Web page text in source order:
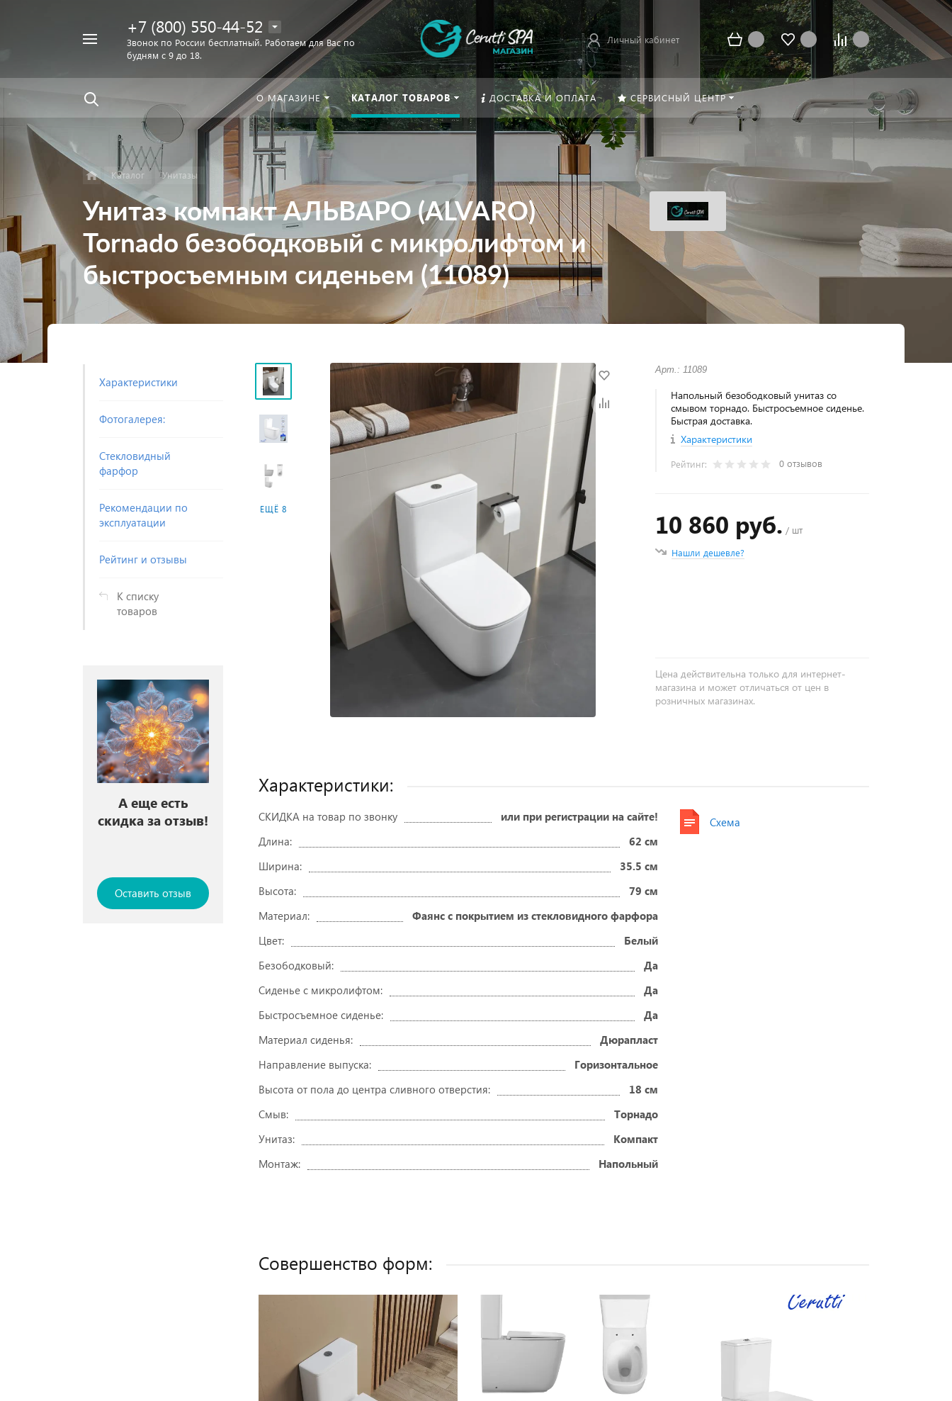
+7 (800) 550-44-52
Звонок по России бесплатный. Работаем для Вас по
будням с 9 до 18.
Личный кабинет
О МАГАЗИНЕ КАТАЛОГ ТОВАРОВ ДОСТАВКА И ОПЛАТА СЕРВИСНЫЙ ЦЕНТР
Каталог Унитазы
Унитаз компакт АЛЬВАРО (ALVARO)
Tornado безободковый с микролифтом и
быстросъемным сиденьем (11089)
Характеристики
Фотогалерея:
Стекловидный
фарфор
Рекомендации по
эксплуатации
Рейтинг и отзывы
К списку
товаров
А еще есть
скидка за отзыв!
Оставить отзыв
ЕЩЁ 8
Арт.: 11089
Напольный безободковый унитаз со
смывом торнадо. Быстросъемное сиденье.
Быстрая доставка.
Характеристики
Рейтинг: 0 отзывов
10 860 руб. / шт
Нашли дешевле?
Цена действительна только для интернет-
магазина и может отличаться от цен в
розничных магазинах.
Характеристики:
СКИДКА на товар по звонку
или при регистрации на сайте!
Длина:
62 см
Ширина:
35.5 см
Высота:
79 см
Материал:
Фаянс с покрытием из стекловидного фарфора
Цвет:
Белый
Безободковый:
Да
Сиденье с микролифтом:
Да
Быстросъемное сиденье:
Да
Материал сиденья:
Дюрапласт
Направление выпуска:
Горизонтальное
Высота от пола до центра сливного отверстия:
18 см
Смыв:
Торнадо
Унитаз:
Компакт
Монтаж:
Напольный
Схема
Совершенство форм: